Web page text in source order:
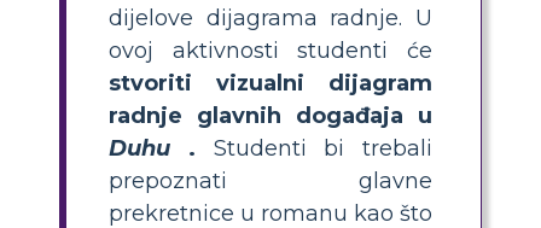
dijelove dijagrama radnje. U
ovoj aktivnosti studenti će
stvoriti vizualni dijagram
radnje glavnih događaja u
Duhu . Studenti bi trebali
prepoznati glavne
prekretnice u romanu kao što